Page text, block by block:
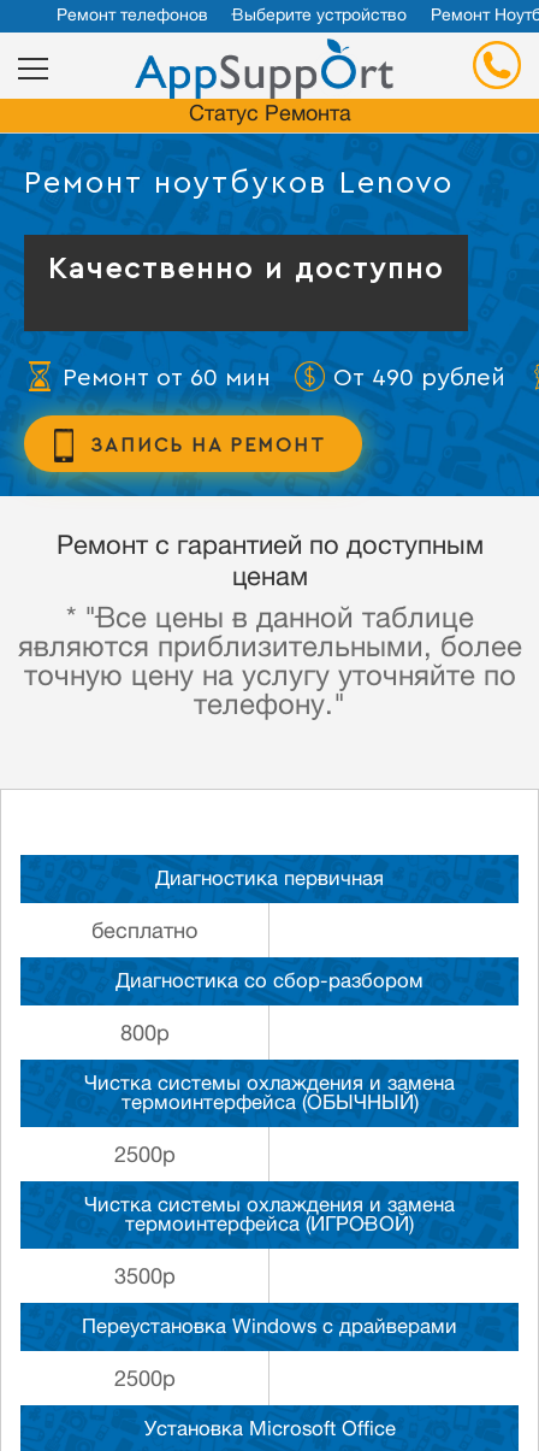
Ремонт телефонов Выберите устройство Ремонт
Статус Ремонта
Ремонт ноутбуков Lenovo
Качественно и доступно
Ремонт от 60 мин От 490 рублей
ЗАПИСЬ НА РЕМОНТ
Ремонт с гарантией по доступным
ценам
* "Все цены в данной таблице
являются приблизительными, более
точную цену на услугу уточняйте по
телефону."
Диагностика первичная
бесплатно
Диагностика со сбор-разбором
800р
Чистка системы охлаждения и замена
термоинтерфейса (ОБЫЧНЫЙ)
2500р
Чистка системы охлаждения и замена
термоинтерфейса (ИГРОВОЙ)
3500р
Переустановка Windows с драйверами
2500р
Установка Microsoft Office